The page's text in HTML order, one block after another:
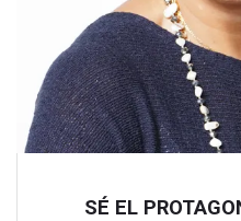
SÉ EL